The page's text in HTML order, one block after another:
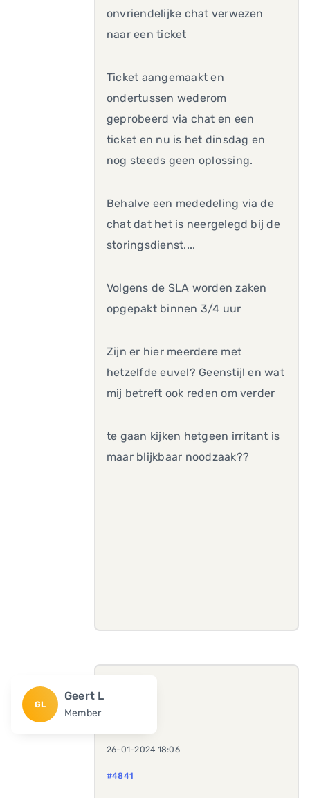
onvriendelijke chat verwezen
naar een ticket
Ticket aangemaakt en
ondertussen wederom
geprobeerd via chat en een
ticket en nu is het dinsdag en
nog steeds geen oplossing.
Behalve een mededeling via de
chat dat het is neergelegd bij de
storingsdienst....
Volgens de SLA worden zaken
opgepakt binnen 3/4 uur
Zijn er hier meerdere met
hetzelfde euvel? Geenstijl en wat
mij betreft ook reden om verder
te gaan kijken hetgeen irritant is
maar blijkbaar noodzaak??
GL
Geert L
Member
26-01-2024 18:06
#4841